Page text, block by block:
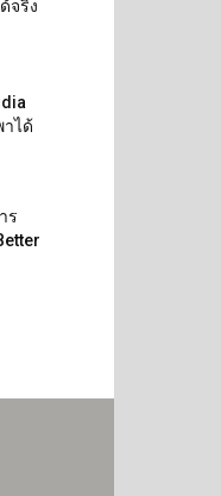
จริง
าได้
ร